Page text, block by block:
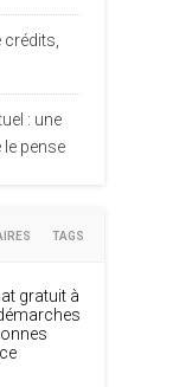
crédits,
: une
le pense
TAGS
gratuit à